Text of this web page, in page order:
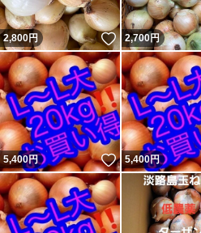
2,800円 いいね！
2,700円
5,400円 いいね！
5,400円